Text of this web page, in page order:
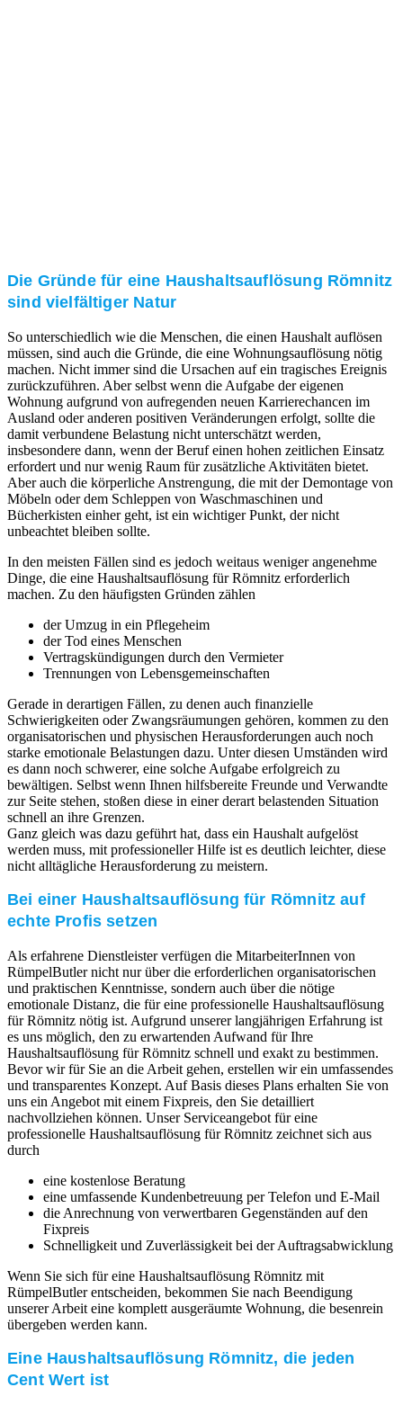
Die Gründe für eine Haushaltsauflösung Römnitz
sind vielfältiger Natur
So unterschiedlich wie die Menschen, die einen Haushalt auflösen
müssen, sind auch die Gründe, die eine Wohnungsauflösung nötig
machen. Nicht immer sind die Ursachen auf ein tragisches Ereignis
zurückzuführen. Aber selbst wenn die Aufgabe der eigenen
Wohnung aufgrund von aufregenden neuen Karrierechancen im
Ausland oder anderen positiven Veränderungen erfolgt, sollte die
damit verbundene Belastung nicht unterschätzt werden,
insbesondere dann, wenn der Beruf einen hohen zeitlichen Einsatz
erfordert und nur wenig Raum für zusätzliche Aktivitäten bietet.
Aber auch die körperliche Anstrengung, die mit der Demontage von
Möbeln oder dem Schleppen von Waschmaschinen und
Bücherkisten einher geht, ist ein wichtiger Punkt, der nicht
unbeachtet bleiben sollte.
In den meisten Fällen sind es jedoch weitaus weniger angenehme
Dinge, die eine Haushaltsauflösung für Römnitz erforderlich
machen. Zu den häufigsten Gründen zählen
der Umzug in ein Pflegeheim
der Tod eines Menschen
Vertragskündigungen durch den Vermieter
Trennungen von Lebensgemeinschaften
Gerade in derartigen Fällen, zu denen auch finanzielle
Schwierigkeiten oder Zwangsräumungen gehören, kommen zu den
organisatorischen und physischen Herausforderungen auch noch
starke emotionale Belastungen dazu. Unter diesen Umständen wird
es dann noch schwerer, eine solche Aufgabe erfolgreich zu
bewältigen. Selbst wenn Ihnen hilfsbereite Freunde und Verwandte
zur Seite stehen, stoßen diese in einer derart belastenden Situation
schnell an ihre Grenzen.
Ganz gleich was dazu geführt hat, dass ein Haushalt aufgelöst
werden muss, mit professioneller Hilfe ist es deutlich leichter, diese
nicht alltägliche Herausforderung zu meistern.
Bei einer Haushaltsauflösung für Römnitz auf
echte Profis setzen
Als erfahrene Dienstleister verfügen die MitarbeiterInnen von
RümpelButler nicht nur über die erforderlichen organisatorischen
und praktischen Kenntnisse, sondern auch über die nötige
emotionale Distanz, die für eine professionelle Haushaltsauflösung
für Römnitz nötig ist. Aufgrund unserer langjährigen Erfahrung ist
es uns möglich, den zu erwartenden Aufwand für Ihre
Haushaltsauflösung für Römnitz schnell und exakt zu bestimmen.
Bevor wir für Sie an die Arbeit gehen, erstellen wir ein umfassendes
und transparentes Konzept. Auf Basis dieses Plans erhalten Sie von
uns ein Angebot mit einem Fixpreis, den Sie detailliert
nachvollziehen können. Unser Serviceangebot für eine
professionelle Haushaltsauflösung für Römnitz zeichnet sich aus
durch
eine kostenlose Beratung
eine umfassende Kundenbetreuung per Telefon und E-Mail
die Anrechnung von verwertbaren Gegenständen auf den
Fixpreis
Schnelligkeit und Zuverlässigkeit bei der Auftragsabwicklung
Wenn Sie sich für eine Haushaltsauflösung Römnitz mit
RümpelButler entscheiden, bekommen Sie nach Beendigung
unserer Arbeit eine komplett ausgeräumte Wohnung, die besenrein
übergeben werden kann.
Eine Haushaltsauflösung Römnitz, die jeden
Cent Wert ist